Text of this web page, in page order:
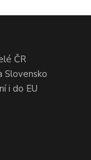
ČR
Slovensko
i do EU